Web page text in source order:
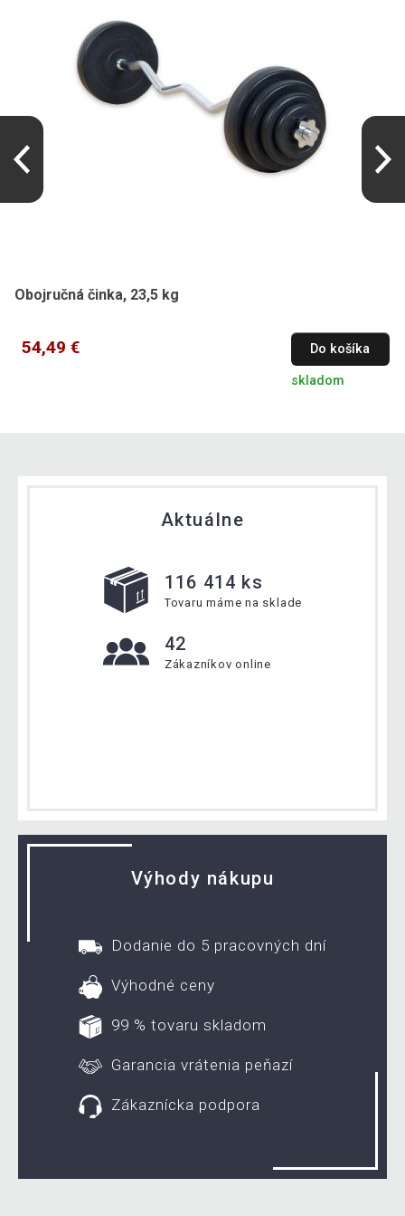
Obojručná činka, 23,5 kg
54,49 € Do košíka
skladom
Aktuálne
116 414 ks
Tovaru máme na sklade
42
Zákazníkov online
Výhody nákupu
Dodanie do 5 pracovných dní
Výhodné ceny
99 % tovaru skladom
Garancia vrátenia peňazí
Zákaznícka podpora